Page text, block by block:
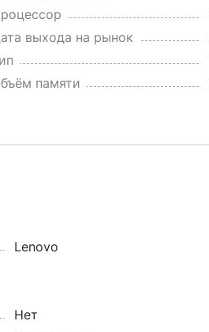
выхода на рынок
памяти
Lenovo
Нет